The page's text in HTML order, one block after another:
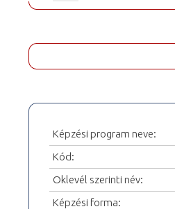
Képzési program neve:
Kód:
Oklevél szerinti név:
Képzési forma: